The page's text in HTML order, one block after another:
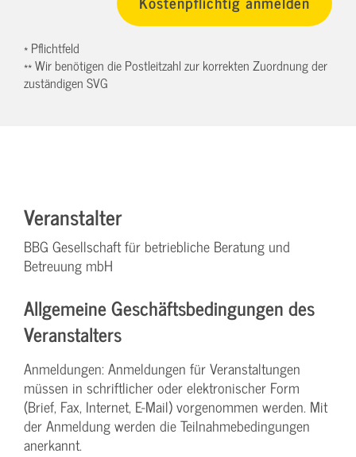
* Pflichtfeld
** Wir benötigen die Postleitzahl zur korrekten Zuordnung der
zuständigen SVG
Veranstalter
BBG Gesellschaft für betriebliche Beratung und
Betreuung mbH
Allgemeine Geschäftsbedingungen des
Veranstalters
Anmeldungen: Anmeldungen für Veranstaltungen
müssen in schriftlicher oder elektronischer Form
(Brief, Fax, Internet, E-Mail) vorgenommen werden. Mit
der Anmeldung werden die Teilnahme­bedingungen
anerkannt.